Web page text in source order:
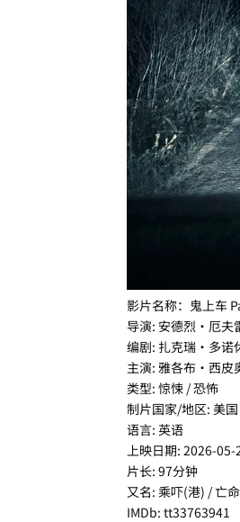
影片名称：鬼上车
导演: 安德烈·厄夫
编剧: 扎克瑞·多
主演: 雅各布·西
类型: 惊悚 / 恐怖
制片国家/地区: 美国
语言: 英语
上映日期: 2026-
片长: 97分钟
又名: 乘吓(港) / 亡
IMDb: tt33763941